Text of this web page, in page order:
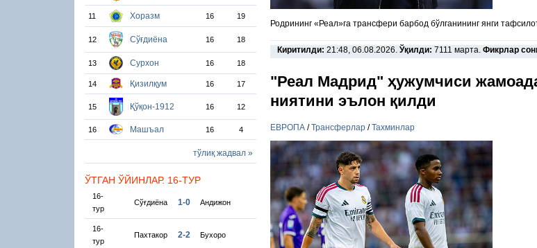
11 Хоразм 16 19
12 Сўғдиёна 16 18
13 Сурхон 16 18
14 Қизилқум 16 17
15 Қўқон-1912 16 12
16 Машъал 16 4
тўлиқ жадвал »
ЎТГАН ЎЙИНЛАР. 16-ТУР
16-
тур
Сўғдиёна 1-0 Андижон
16-
тур
Пахтакор 2-2 Бухоро
Родрининг «Реал»га трансфери барбод бўлганининг янги
Киритилди: 21:48, 06.08.2026. Ўқилди: 7111 марта. Фикрлар
"Реал Мадрид" ҳужумчиси
ниятини эълон қилди
ЕВРОПА /Трансферлар /Тахминлар